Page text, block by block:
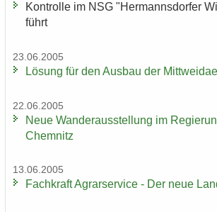
Kon­trol­le im NSG "Her­manns­dor­fer
führt
23.06.2005
Lö­sung für den Aus­bau der
22.06.2005
Neue Wan­der­aus­stel­lung im
Chem­nitz
13.06.2005
Fach­kraft Agrar­ser­vice - Der neue